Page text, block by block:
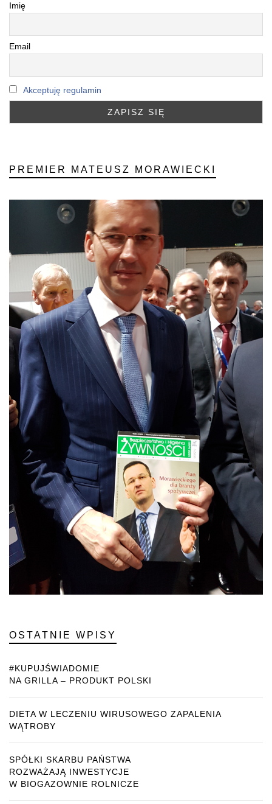
Imię
Email
Akceptuję regulamin
PREMIER MATEUSZ MORAWIECKI
OSTATNIE WPISY
#KUPUJŚWIADOMIE
NA GRILLA – PRODUKT POLSKI
DIETA W LECZENIU WIRUSOWEGO ZAPALENIA
WĄTROBY
SPÓŁKI SKARBU PAŃSTWA
ROZWAŻAJĄ INWESTYCJE
W BIOGAZOWNIE ROLNICZE